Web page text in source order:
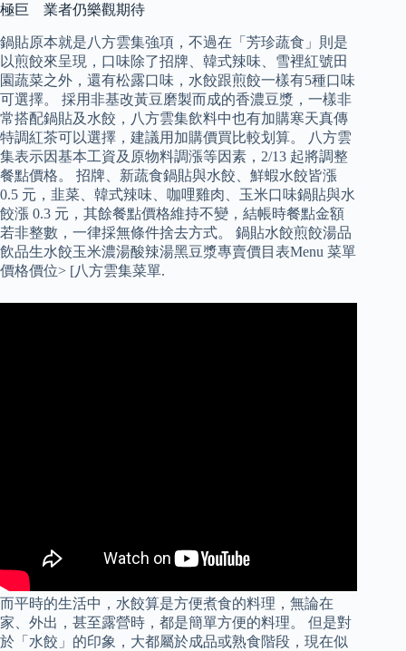
極巨 業者仍樂觀期待
鍋貼原本就是八方雲集強項，不過在「芳珍蔬食」則是
以煎餃來呈現，口味除了招牌、韓式辣味、雪裡紅號田
園蔬菜之外，還有松露口味，水餃跟煎餃一樣有5種口味
可選擇。 採用非基改黃豆磨製而成的香濃豆漿，一樣非
常搭配鍋貼及水餃，八方雲集飲料中也有加購寒天真傳
特調紅茶可以選擇，建議用加購價買比較划算。 八方雲
集表示因基本工資及原物料調漲等因素，2/13 起將調整
餐點價格。 招牌、新蔬食鍋貼與水餃、鮮蝦水餃皆漲
0.5 元，韭菜、韓式辣味、咖哩雞肉、玉米口味鍋貼與水
餃漲 0.3 元，其餘餐點價格維持不變，結帳時餐點金額
若非整數，一律採無條件捨去方式。 鍋貼水餃煎餃湯品
飲品生水餃玉米濃湯酸辣湯黑豆漿專賣價目表Menu 菜單
價格價位> [八方雲集菜單.
而平時的生活中，水餃算是方便煮食的料理，無論在
家、外出，甚至露營時，都是簡單方便的料理。 但是對
於「水餃」的印象，大都屬於成品或熟食階段，現在似